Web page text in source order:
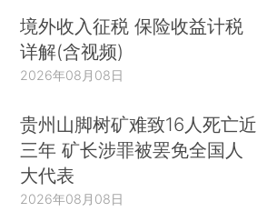
境外收入征税 保险收益计税
详解(含视频)
2026年08月08日
贵州山脚树矿难致16人死亡近
三年 矿长涉罪被罢免全国人
大代表
2026年08月08日